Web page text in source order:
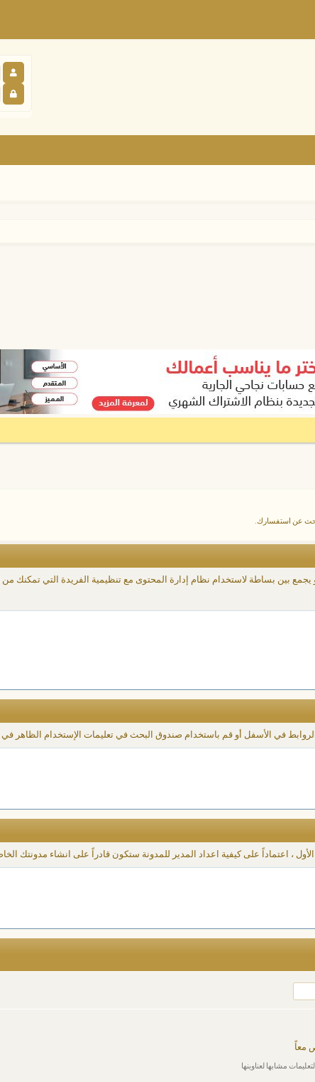
عن استفسارك.
يجمع بين بساطة لاستخدام نظام إدارة المحتوى مع تنظيمية الفريدة التي تمكنك
في الأسفل أو قم باستخدام صندوق البحث في تعليمات الإستخدام الظاهر
، اعتماداً على كيفية اعداد المدير للمدونة ستكون قادراً على انشاء مدونتك
معاً
مشابها لعناوينها